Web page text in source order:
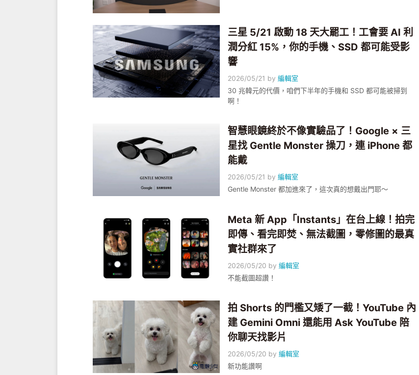
三星 5/21 啟動 18 天大罷工！工會要 AI 利
潤分紅 15%，你的手機、SSD 都可能受影
響
2026/05/21 by編輯室
30 兆韓元的代價，咱們下半年的手機和 SSD 都可能被掃到
啊！
智慧眼鏡終於不像實驗品了！Google × 三
星找 Gentle Monster 操刀，連 iPhone 都
能戴
2026/05/21 by編輯室
Gentle Monster 都加進來了，這次真的想戴出門耶～
Meta 新 App「Instants」在台上線！拍完
即傳、看完即焚、無法截圖，零修圖的最真
實社群來了
2026/05/20 by編輯室
不能截圖超讚！
拍 Shorts 的門檻又矮了一截！YouTube 內
建 Gemini Omni 還能用 Ask YouTube 陪
你聊天找影片
2026/05/20 by編輯室
新功能讚啊